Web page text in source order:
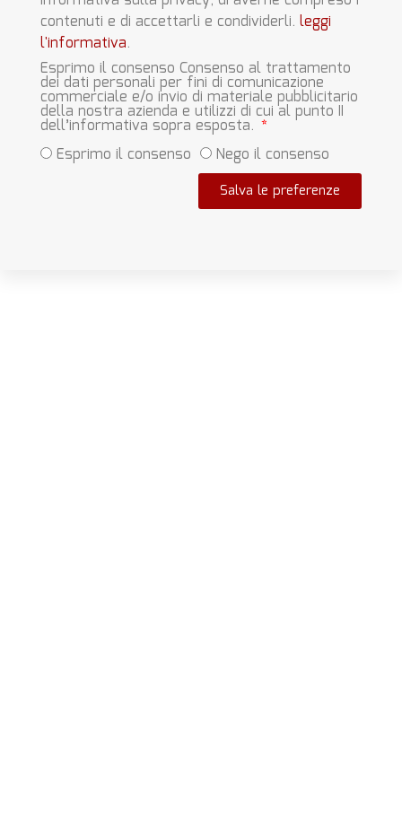
contenuti e di accettarli e condividerli. leggi
l'informativa.
Esprimo il consenso Consenso al trattamento
dei dati personali per fini di comunicazione
commerciale e/o invio di materiale pubblicitario
della nostra azienda e utilizzi di cui al punto II
dell’informativa sopra esposta.
Esprimo il consenso
Nego il consenso
Salva le preferenze